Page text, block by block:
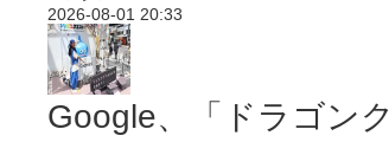
2026-08-01 20:33
Google、「ドラゴンク